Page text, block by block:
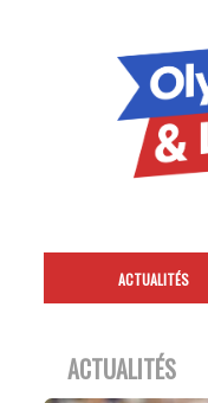
ACTUALITÉS
ACTUALITÉS